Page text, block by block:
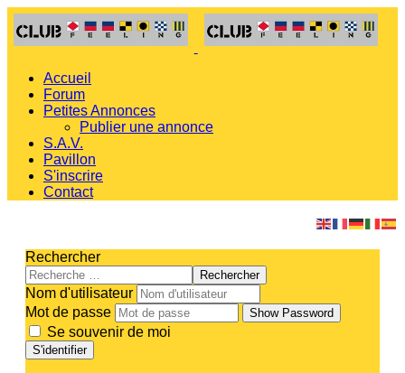
Accueil
Forum
Petites Annonces
Publier une annonce
S.A.V.
Pavillon
S'inscrire
Contact
Rechercher
Rechercher
Nom d'utilisateur
Mot de passe
Show Password
Se souvenir de moi
S'identifier